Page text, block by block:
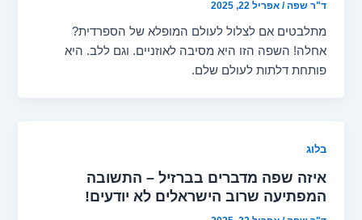
ד"ר שפה/אפריל 22, 2025
מתלבטים אם לצלול לעולם המופלא של הספרדית?
אחלה! השפה הזו היא מסיבה לאוזניים. וגם ללב. היא
פותחת דלתות לעולם שלם.
בלוג
איזה שפה מדברים בברזיל – התשובה
המפתיעה שרוב הישראלים לא יודעים!